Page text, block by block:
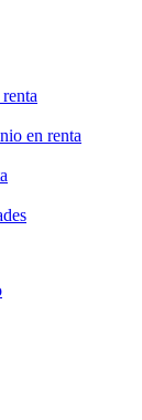
en renta